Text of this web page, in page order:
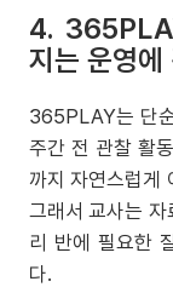
4.
지는 운영에
365PLAY는 단
주간 전 관찰 활
까지 자연스럽게
그래서 교사는
리 반에 필요한
다.